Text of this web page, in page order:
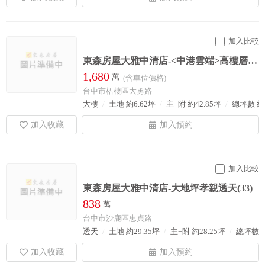
加入比較
東森房屋大雅中清店-<中港雲端>高樓層視野戶四房+平車(560)
1,680 萬 (含車位價格)
台中市梧棲區大勇路
大樓
土地 約6.62坪 主+附 約42.85坪 總坪數
加入比較
東森房屋大雅中清店-大地坪孝親透天(33)
838 萬
台中市沙鹿區忠貞路
透天
土地 約29.35坪 主+附 約28.25坪 總坪數